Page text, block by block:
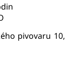
pivovaru 10,